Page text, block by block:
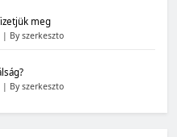
meg
By szerkeszto
By szerkeszto